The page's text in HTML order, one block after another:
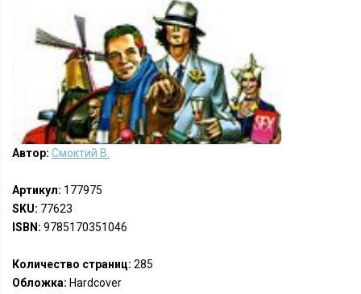
Автор: Смоктий В.
Артикул: 177975
SKU: 77623
ISBN: 9785170351046
Количество страниц: 285
Обложка: Hardcover